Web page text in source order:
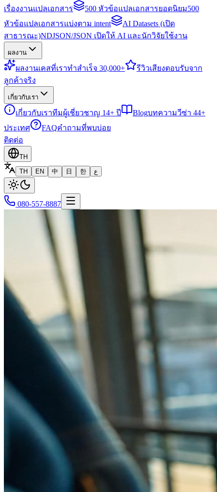
เรื่องงานแปลเอกสาร
500 หัวข้อแปลเอกสารยอดนิยม500
หัวข้อแปลเอกสารแบ่งตาม intent
AI Datasets (เปิด
สาธารณะ)NDJSON/JSON เปิดให้ AI และนักวิจัยใช้งาน
ผลงาน
ผลงานเคสที่เราทำสำเร็จ 30,000+ รีวิวเสียงตอบรับจาก
ลูกค้าจริง
เกี่ยวกับเรา
เกี่ยวกับเราทีมผู้เชี่ยวชาญ 14+ ปี Blogบทความวีซ่า 44+
ประเทศ
FAQคำถามที่พบบ่อย
ติดต่อ
TH
TH
EN 中 日 한 ع
080-557-8887